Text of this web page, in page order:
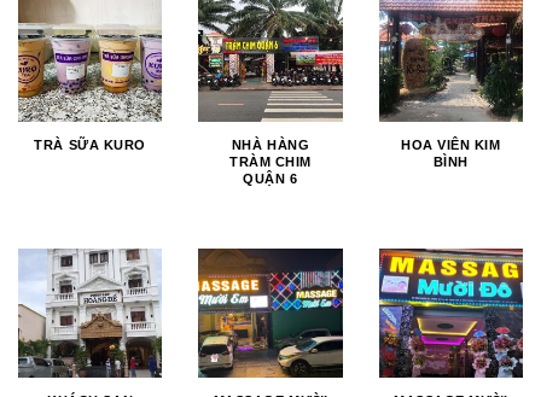
TRÀ SỮA KURO
NHÀ HÀNG
TRÀM CHIM
QUẬN 6
HOA VIÊN KIM
BÌNH